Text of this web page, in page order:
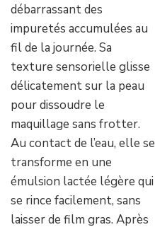
débarrassant des
impuretés accumulées au
fil de la journée. Sa
texture sensorielle glisse
délicatement sur la peau
pour dissoudre le
maquillage sans frotter.
Au contact de l’eau, elle se
transforme en une
émulsion lactée légère qui
se rince facilement, sans
laisser de film gras. Après